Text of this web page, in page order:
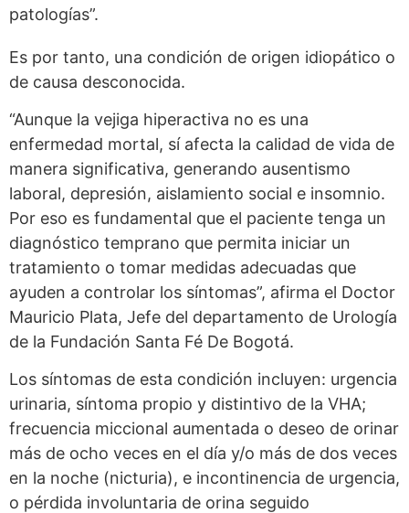
patologías”.
Es por tanto, una condición de origen idiopático o
de causa desconocida.
“Aunque la vejiga hiperactiva no es una
enfermedad mortal, sí afecta la calidad de vida de
manera significativa, generando ausentismo
laboral, depresión, aislamiento social e insomnio.
Por eso es fundamental que el paciente tenga un
diagnóstico temprano que permita iniciar un
tratamiento o tomar medidas adecuadas que
ayuden a controlar los síntomas”, afirma el Doctor
Mauricio Plata, Jefe del departamento de Urología
de la Fundación Santa Fé De Bogotá.
Los síntomas de esta condición incluyen: urgencia
urinaria, síntoma propio y distintivo de la VHA;
frecuencia miccional aumentada o deseo de orinar
más de ocho veces en el día y/o más de dos veces
en la noche (nicturia), e incontinencia de urgencia,
o pérdida involuntaria de orina seguido